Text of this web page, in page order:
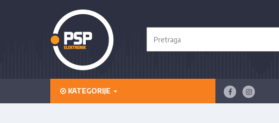
KATEGORIJE